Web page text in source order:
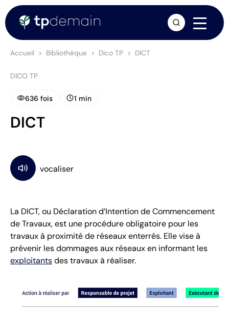
Accueil Bibliothèque Dico TP DICT
DICO TP
visibility636 fois schedule1 min
DICT
La DICT, ou Déclaration d’Intention de Commencement
de Travaux, est une procédure obligatoire pour les
travaux à proximité de réseaux enterrés. Elle vise à
prévenir les dommages aux réseaux en informant les
exploitantsdes travaux à réaliser.
arrow_forward